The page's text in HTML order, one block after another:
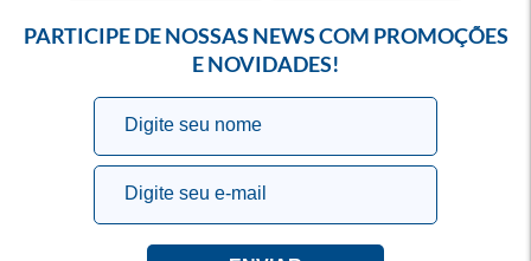
PARTICIPE DE NOSSAS NEWS COM PROMOÇÕES
E NOVIDADES!